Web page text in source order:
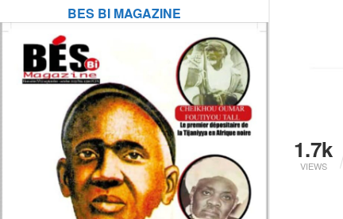
BES BI MAGAZINE
1.7k
VIEWS